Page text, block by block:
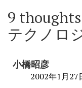
ナ
ビ
ゲ
ー
9
テクノロ
小橋昭彦
2002年1月27